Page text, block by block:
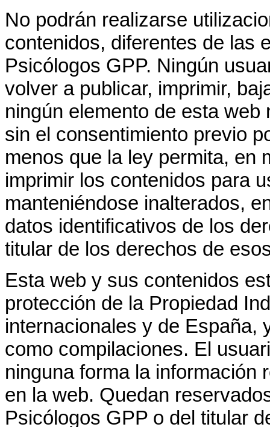
No podrán realizarse
contenidos, diferentes de las
Psicólogos GPP. Ningún
volver a publicar, imprimir,
ningún elemento de esta
sin el consentimiento previo
menos que la ley permita, en
imprimir los contenidos para
manteniéndose inalterados,
datos identificativos de los
titular de los derechos de
Esta web y sus contenidos
protección de la Propiedad
internacionales y de España,
como compilaciones. El
ninguna forma la información
en la web. Quedan
Psicólogos GPP o del titular